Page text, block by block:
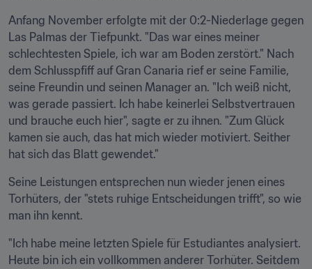
Anfang November erfolgte mit der 0:2-Niederlage gegen
Las Palmas der Tiefpunkt. "Das war eines meiner
schlechtesten Spiele, ich war am Boden zerstört." Nach
dem Schlusspfiff auf Gran Canaria rief er seine Familie,
seine Freundin und seinen Manager an. "Ich weiß nicht,
was gerade passiert. Ich habe keinerlei Selbstvertrauen
und brauche euch hier", sagte er zu ihnen. "Zum Glück
kamen sie auch, das hat mich wieder motiviert. Seither
hat sich das Blatt gewendet."
Seine Leistungen entsprechen nun wieder jenen eines
Torhüters, der "stets ruhige Entscheidungen trifft", so wie
man ihn kennt.
"Ich habe meine letzten Spiele für Estudiantes analysiert.
Heute bin ich ein vollkommen anderer Torhüter. Seitdem